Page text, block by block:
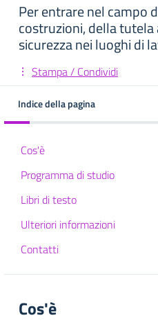
Per entrare nel campo
costruzioni, della
sicurezza nei luoghi di
Stampa / Condividi
Indice della pagina
Cos'è
Programma di studio
Libri di testo
Ulteriori informazioni
Contatti
Cos'è